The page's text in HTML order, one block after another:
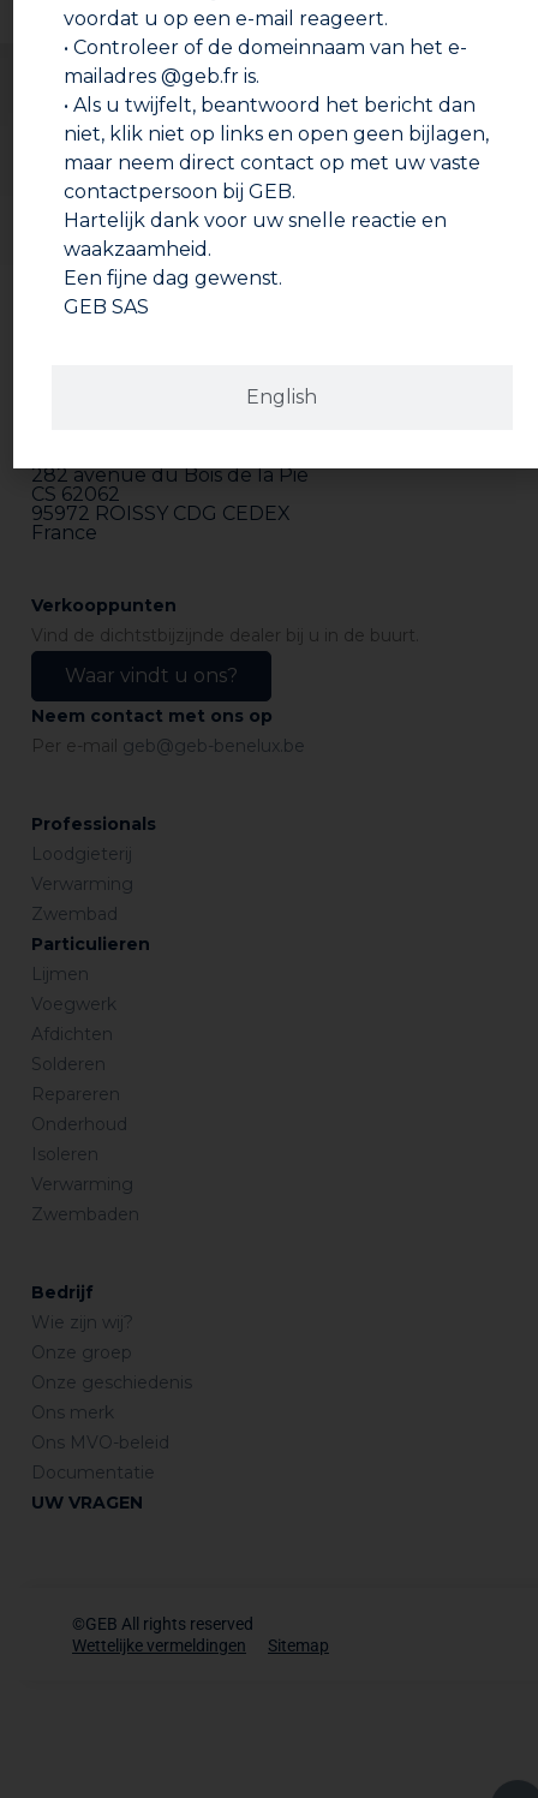
282 avenue du Bois de la Pie
CS 62062
95972 ROISSY CDG CEDEX
France
Professionals
Loodgieterij
Verwarming
Zwembad
Particulieren
Lijmen
Voegwerk
Afdichten
Solderen
Repareren
Onderhoud
Isoleren
Verwarming
Zwembaden
Bedrijf
Wie zijn wij?
Onze groep
Onze geschiedenis
Ons merk
Ons MVO-beleid
Documentatie
UW VRAGEN
Verkooppunten
Vind de dichtstbijzijnde dealer bij u in de buurt.
Waar vindt u ons?
Neem contact met ons op
Per e-mail geb@geb-benelux.be
©GEB All rights reserved
Wettelijke vermeldingen
Sitemap
English
voordat u op een e-mail reageert.
• Controleer of de domeinnaam van het e-
mailadres @geb.fr is.
• Als u twijfelt, beantwoord het bericht dan
niet, klik niet op links en open geen bijlagen,
maar neem direct contact op met uw vaste
contactpersoon bij GEB.
Hartelijk dank voor uw snelle reactie en
waakzaamheid.
Een fijne dag gewenst.
GEB SAS